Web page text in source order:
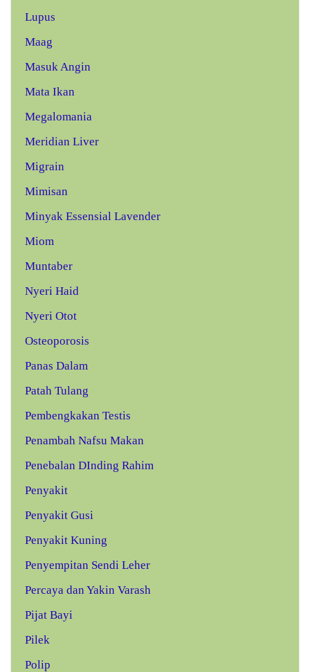
Lupus
Maag
Masuk Angin
Mata Ikan
Megalomania
Meridian Liver
Migrain
Mimisan
Minyak Essensial Lavender
Miom
Muntaber
Nyeri Haid
Nyeri Otot
Osteoporosis
Panas Dalam
Patah Tulang
Pembengkakan Testis
Penambah Nafsu Makan
Penebalan DInding Rahim
Penyakit
Penyakit Gusi
Penyakit Kuning
Penyempitan Sendi Leher
Percaya dan Yakin Varash
Pijat Bayi
Pilek
Polip